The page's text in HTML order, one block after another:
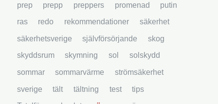
prep prepp preppers promenad putin
ras redo rekommendationer säkerhet
säkerhetsverige självförsörjande skog
skyddsrum skymning sol solskydd
sommar sommarvärme strömsäkerhet
sverige tält tältning test tips